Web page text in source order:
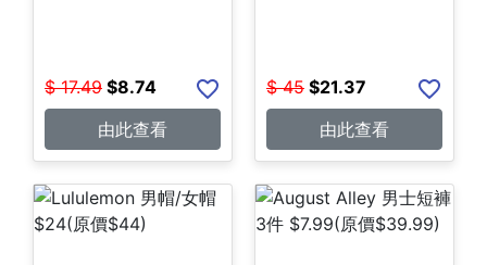
$ 17.49 $8.74
由此查看
$ 45 $21.37
由此查看